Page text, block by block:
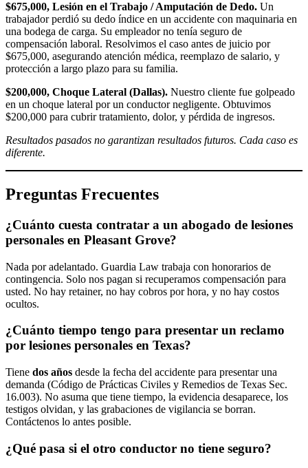
$675,000, Lesión en el Trabajo / Amputación de Dedo. Un
trabajador perdió su dedo índice en un accidente con maquinaria en
una bodega de carga. Su empleador no tenía seguro de
compensación laboral. Resolvimos el caso antes de juicio por
$675,000, asegurando atención médica, reemplazo de salario, y
protección a largo plazo para su familia.
$200,000, Choque Lateral (Dallas). Nuestro cliente fue golpeado
en un choque lateral por un conductor negligente. Obtuvimos
$200,000 para cubrir tratamiento, dolor, y pérdida de ingresos.
Resultados pasados no garantizan resultados futuros. Cada caso es
diferente.
Preguntas Frecuentes
¿Cuánto cuesta contratar a un abogado de lesiones
personales en Pleasant Grove?
Nada por adelantado. Guardia Law trabaja con honorarios de
contingencia. Solo nos pagan si recuperamos compensación para
usted. No hay retainer, no hay cobros por hora, y no hay costos
ocultos.
¿Cuánto tiempo tengo para presentar un reclamo
por lesiones personales en Texas?
Tiene dos años desde la fecha del accidente para presentar una
demanda (Código de Prácticas Civiles y Remedios de Texas Sec.
16.003). No asuma que tiene tiempo, la evidencia desaparece, los
testigos olvidan, y las grabaciones de vigilancia se borran.
Contáctenos lo antes posible.
¿Qué pasa si el otro conductor no tiene seguro?